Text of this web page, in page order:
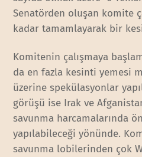
Senatörden oluşan komite
kadar tamamlayarak bir
Komitenin çalışmaya
da en fazla kesinti yemesi
üzerine spekülasyonlar
görüşü ise Irak ve
savunma harcamalarında
yapılabileceği yönünde.
savunma lobilerinden çok